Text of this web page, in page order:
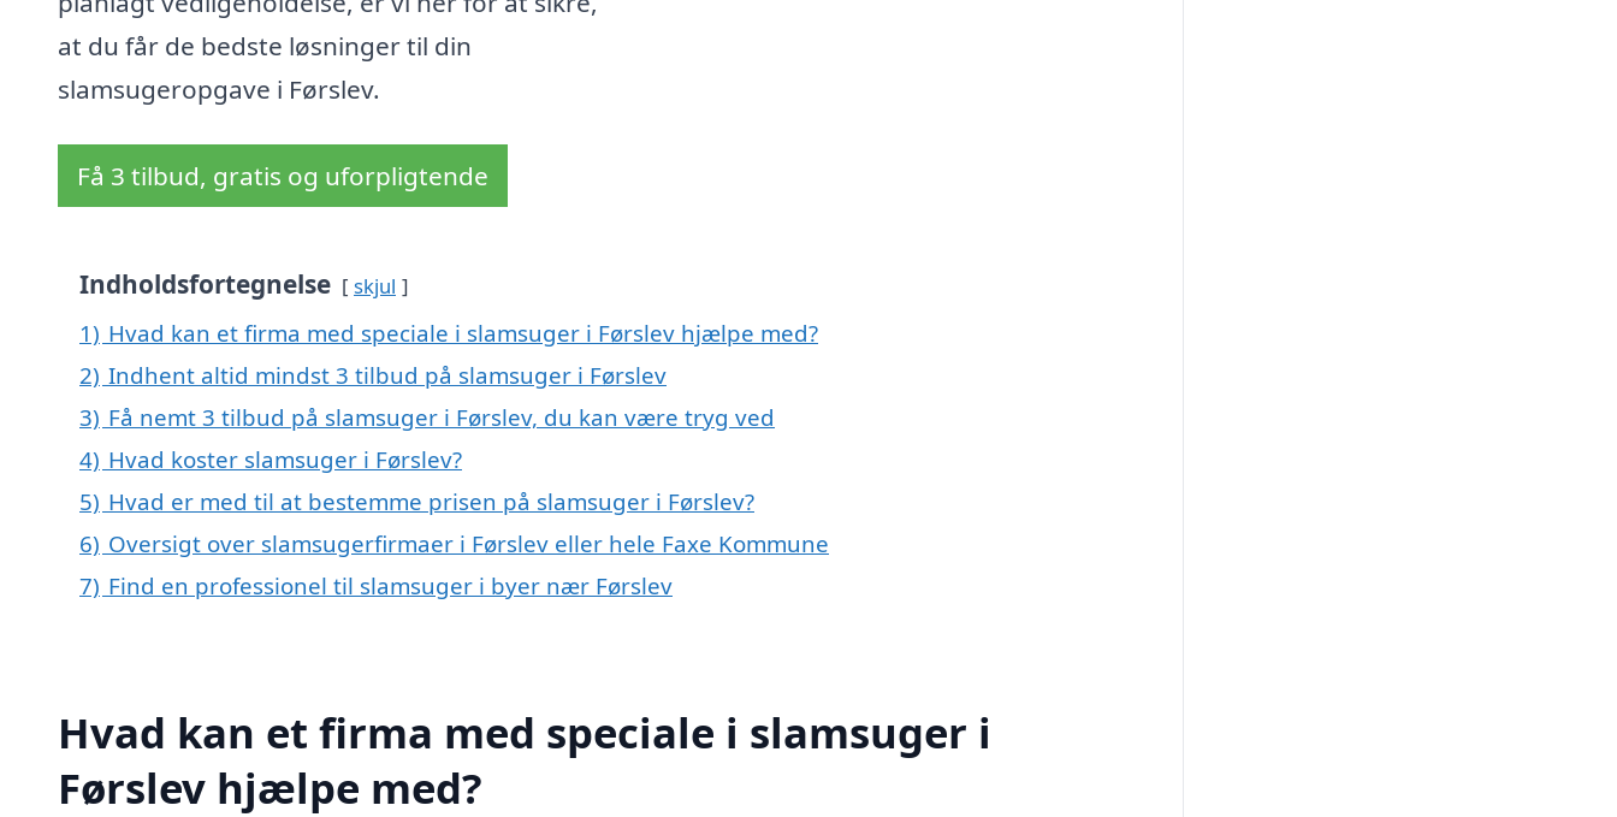
at du får de bedste løsninger til din
slamsugeropgave i Førslev.
Få 3 tilbud, gratis og uforpligtende
Indholdsfortegnelse skjul
1) Hvad kan et firma med speciale i slamsuger i Førslev hjælpe med?
2) Indhent altid mindst 3 tilbud på slamsuger i Førslev
3) Få nemt 3 tilbud på slamsuger i Førslev, du kan være tryg ved
4) Hvad koster slamsuger i Førslev?
5) Hvad er med til at bestemme prisen på slamsuger i Førslev?
6) Oversigt over slamsugerfirmaer i Førslev eller hele Faxe Kommune
7) Find en professionel til slamsuger i byer nær Førslev
Hvad kan et firma med speciale i slamsuger i
Førslev hjælpe med?